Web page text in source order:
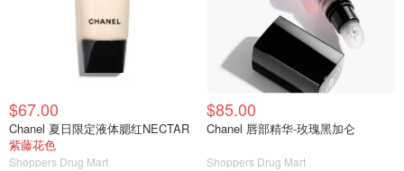
$67.00
Chanel 夏日限定液体腮红NECTAR
紫藤花色
Shoppers Drug Mart
$85.00
Chanel 唇部精华-玫瑰黑加仑
Shoppers Drug Mart